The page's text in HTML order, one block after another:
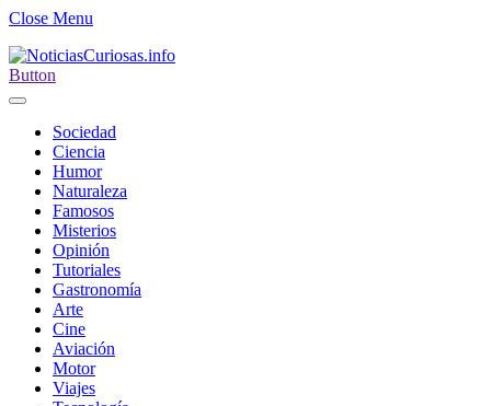
Close Menu
Button
Sociedad
Ciencia
Humor
Naturaleza
Famosos
Misterios
Opinión
Tutoriales
Gastronomía
Arte
Cine
Aviación
Motor
Viajes